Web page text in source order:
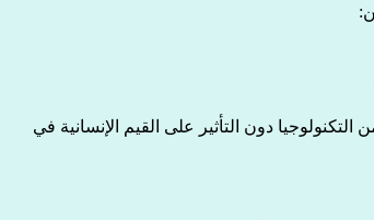
دون التأثير على القيم الإنسانية في